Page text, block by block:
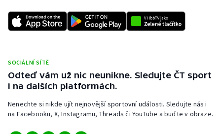
SOCIÁLNÍ SÍTĚ
Odteď vám už nic neunikne. Sledujte ČT sport
i na dalších platformách.
Nenechte si nikde ujít nejnovější sportovní události. Sledujte nás i
na Facebooku, X, Instagramu, Threads či YouTube a buďte v obraze.